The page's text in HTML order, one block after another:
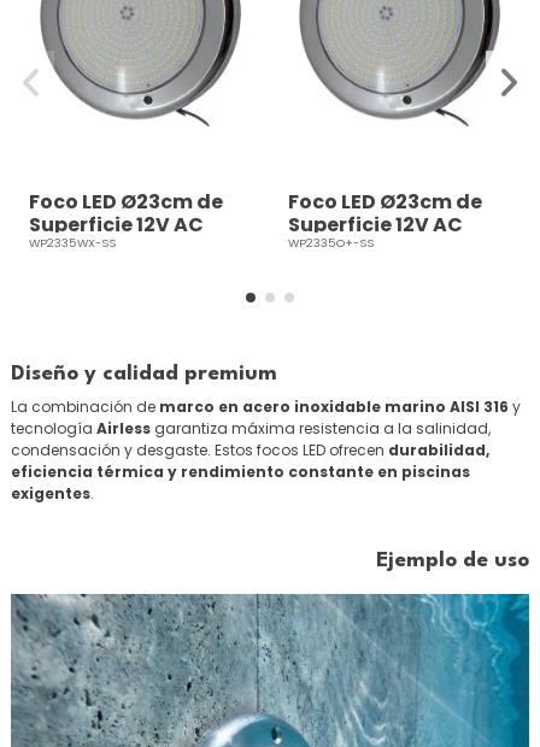
Foco LED Ø23cm de
Superficie 12V AC
Blanco Gama
WP2335WX-SS
Foco LED Ø23cm de
Superficie 12V AC
RGB On/Off Gama
WP2335O+-SS
Diseño y calidad premium
La combinación de marco en acero inoxidable marino AISI 316 y
tecnología Airless garantiza máxima resistencia a la salinidad,
condensación y desgaste. Estos focos LED ofrecen durabilidad,
eficiencia térmica y rendimiento constante en piscinas
exigentes.
Ejemplo de uso